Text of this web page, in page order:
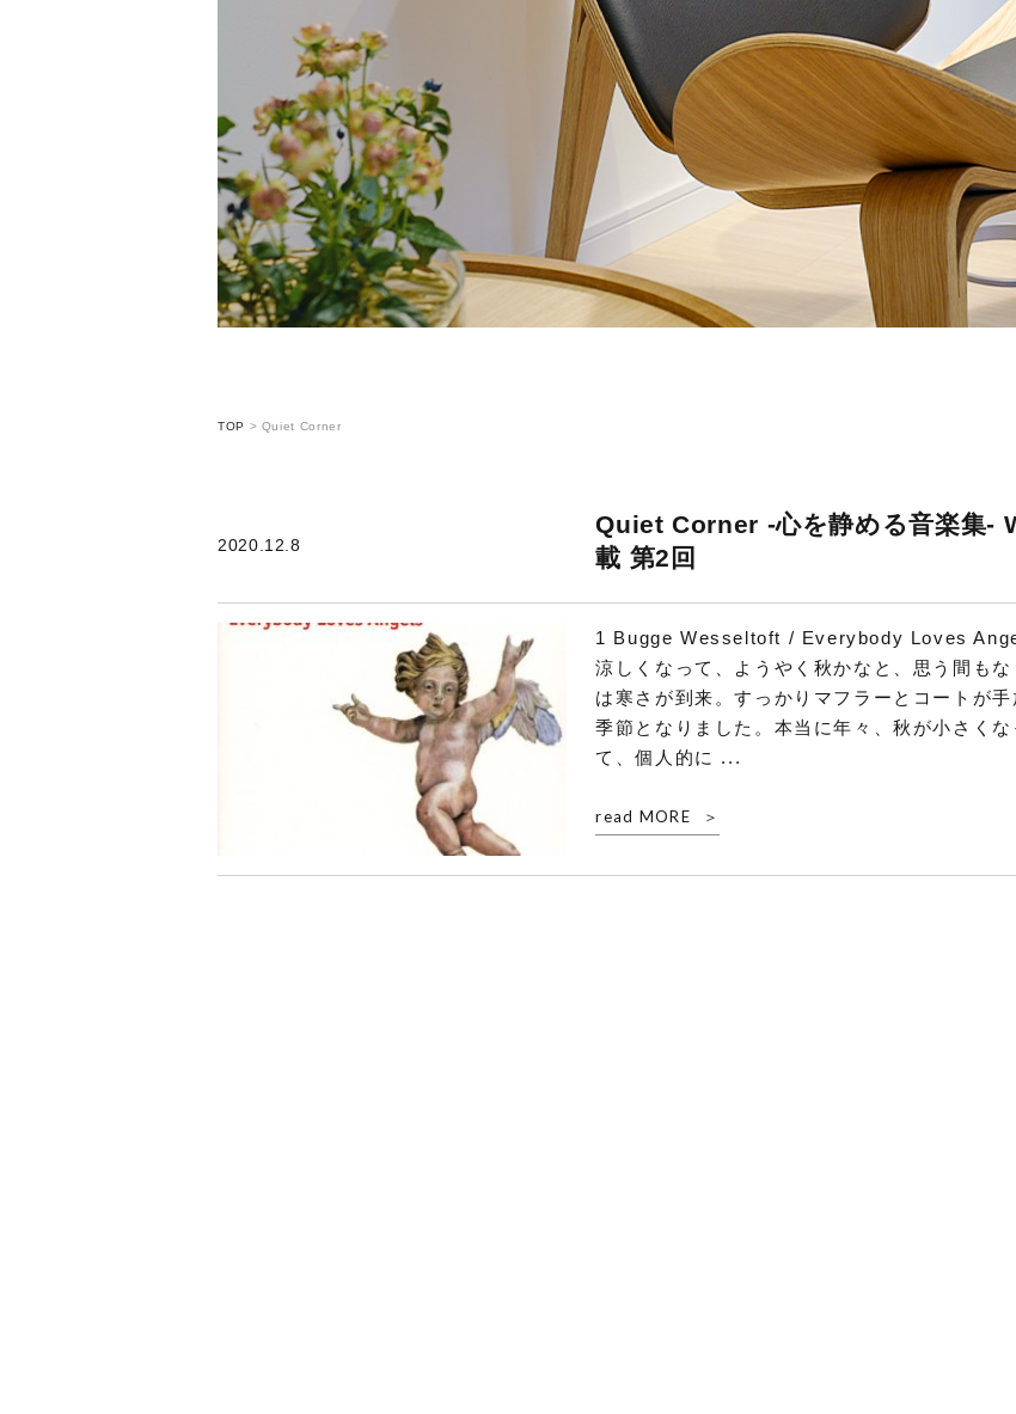
TOP > Quiet Corner
2020.12.8
Quiet Corner -心を静める音楽集-
載 第2回
1 Bugge Wesseltoft / Everybody Loves
涼しくなって、ようやく秋かなと、思う間もな
は寒さが到来。すっかりマフラーとコートが手
季節となりました。本当に年々、秋が小さくな
て、個人的に ...
read MORE